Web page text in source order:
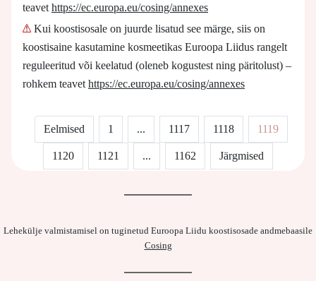
teavet https://ec.europa.eu/cosing/annexes
Kui koostisosale on juurde lisatud see märge, siis on
koostisaine kasutamine kosmeetikas Euroopa Liidus rangelt
reguleeritud või keelatud (oleneb kogustest ning päritolust) –
rohkem teavet https://ec.europa.eu/cosing/annexes
Eelmised 1 ... 1117 1118 1119
1120 1121 ... 1162 Järgmised
Lehekülje valmistamisel on tuginetud Euroopa Liidu koostisosade andmebaasile
Cosing